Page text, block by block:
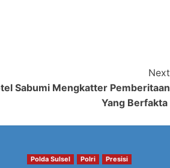
Next
Sabumi Mengkatter Pemberitaan
Yang Berfakta
Polda Sulsel Polri Presisi